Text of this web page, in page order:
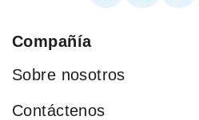
Compañía
Sobre nosotros
Contáctenos